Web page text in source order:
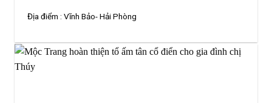
Địa điểm :Vĩnh Bảo- Hải Phòng